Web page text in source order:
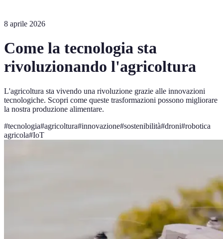
8 aprile 2026
Come la tecnologia sta
rivoluzionando l'agricoltura
L'agricoltura sta vivendo una rivoluzione grazie alle innovazioni
tecnologiche. Scopri come queste trasformazioni possono migliorare
la nostra produzione alimentare.
#tecnologia#agricoltura#innovazione#sostenibilità#droni#robotica
agricola#IoT